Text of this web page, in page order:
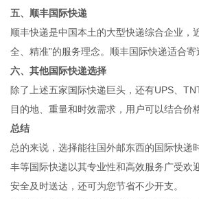
五、顺丰国际快递
顺丰快递是中国本土的大型快递综合企业，
全、精准”的服务理念。顺丰国际快递适合
六、其他国际快递选择
除了上述五家国际快递巨头，还有UPS、
目的地、重量和时效需求，用户可以结合
总结
总的来说，选择能往国外邮东西的国际快
丰等国际快递以其专业性和高效服务广受欢
安全及时送达，还可为您节省不少开支。